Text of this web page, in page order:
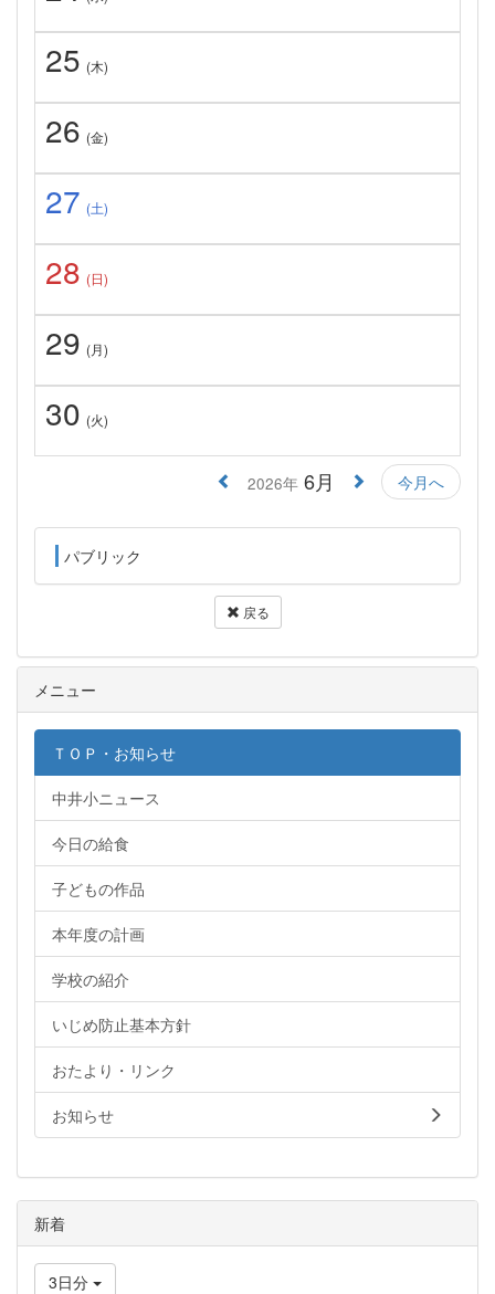
25 (木)
26 (金)
27 (土)
28 (日)
29 (月)
30 (火)
2026年 6月 今月へ
パブリック
戻る
メニュー
ＴＯＰ・お知らせ
中井小ニュース
今日の給食
子どもの作品
本年度の計画
学校の紹介
いじめ防止基本方針
おたより・リンク
お知らせ
新着
3日分